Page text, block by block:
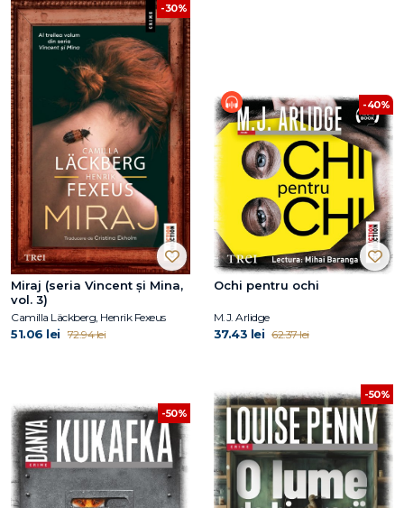
-30%
Miraj (seria Vincent și Mina,
vol. 3)
Camilla Läckberg, Henrik Fexeus
51.06 lei 72.94 lei
-40%
Ochi pentru ochi
M.J. Arlidge
37.43 lei 62.37 lei
-50%
-50%